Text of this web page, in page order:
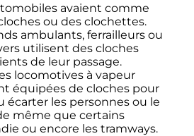
avaient comme
ou des clochettes.
ambulants, ferrailleurs ou
utilisent des cloches
de leur passage.
locomotives à vapeur
équipées de cloches pour
écarter les personnes ou le
même que certains
ou encore les tramways.